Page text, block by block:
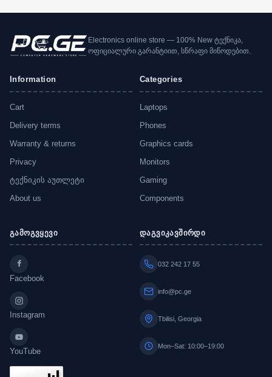
Electronics online store — 100% New ტექნიკა,
ოფიციალური გარანტიით, სწრაფი მიწოდებით.
Information
Cart
Delivery terms
Warranty & returns
Privacy
ტექნიკის აუთლეტი
About us
Categories
Laptops
Phones
Graphics cards
Monitors
Gaming
Components
გამოგვყევი
Facebook
Instagram
YouTube
დაგვიკავშირდი
032 242 17 55
info@pc.ge
Tbilisi, Georgia
Mon–Sat: 10:00–19:00